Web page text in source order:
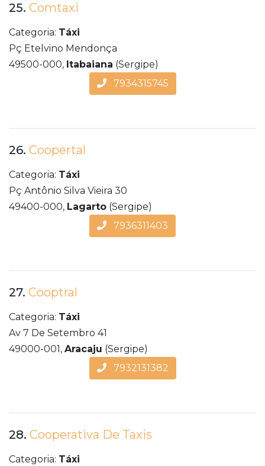
25. Comtaxi
Categoria: Táxi
Pç Etelvino Mendonça
49500-000, Itabaiana (Sergipe)
7934315745
26. Coopertal
Categoria: Táxi
Pç Antônio Silva Vieira 30
49400-000, Lagarto (Sergipe)
7936311403
27. Cooptral
Categoria: Táxi
Av 7 De Setembro 41
49000-001, Aracaju (Sergipe)
7932131382
28. Cooperativa De Taxis
Categoria: Táxi